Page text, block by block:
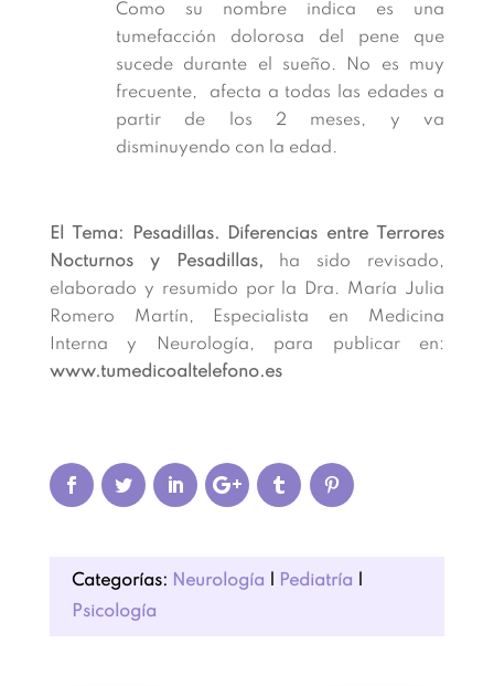
Como su nombre indica es una
tumefacción dolorosa del pene que
sucede durante el sueño. No es muy
frecuente, afecta a todas las edades a
partir de los 2 meses, y va
disminuyendo con la edad.
El Tema: Pesadillas. Diferencias entre Terrores
Nocturnos y Pesadillas, ha sido revisado,
elaborado y resumido por la Dra. María Julia
Romero Martín, Especialista en Medicina
Interna y Neurología, para publicar en:
www.tumedicoaltelefono.es
Categorías: Neurología Pediatría
Psicología